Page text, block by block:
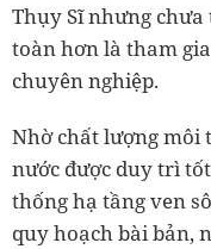
Thụy Sĩ nhưng
toàn hơn là tham
chuyên nghiệp.
Nhờ chất lượng môi
nước được duy trì
thống hạ tầng ven
quy hoạch bài bản,